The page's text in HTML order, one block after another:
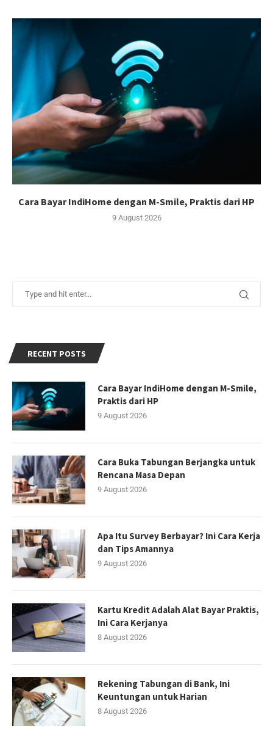
Cara Bayar IndiHome dengan M-Smile, Praktis dari HP
9 August 2026
RECENT POSTS
Cara Bayar IndiHome dengan M-Smile,
Praktis dari HP
9 August 2026
Cara Buka Tabungan Berjangka untuk
Rencana Masa Depan
9 August 2026
Apa Itu Survey Berbayar? Ini Cara Kerja
dan Tips Amannya
9 August 2026
Kartu Kredit Adalah Alat Bayar Praktis,
Ini Cara Kerjanya
8 August 2026
Rekening Tabungan di Bank, Ini
Keuntungan untuk Harian
8 August 2026